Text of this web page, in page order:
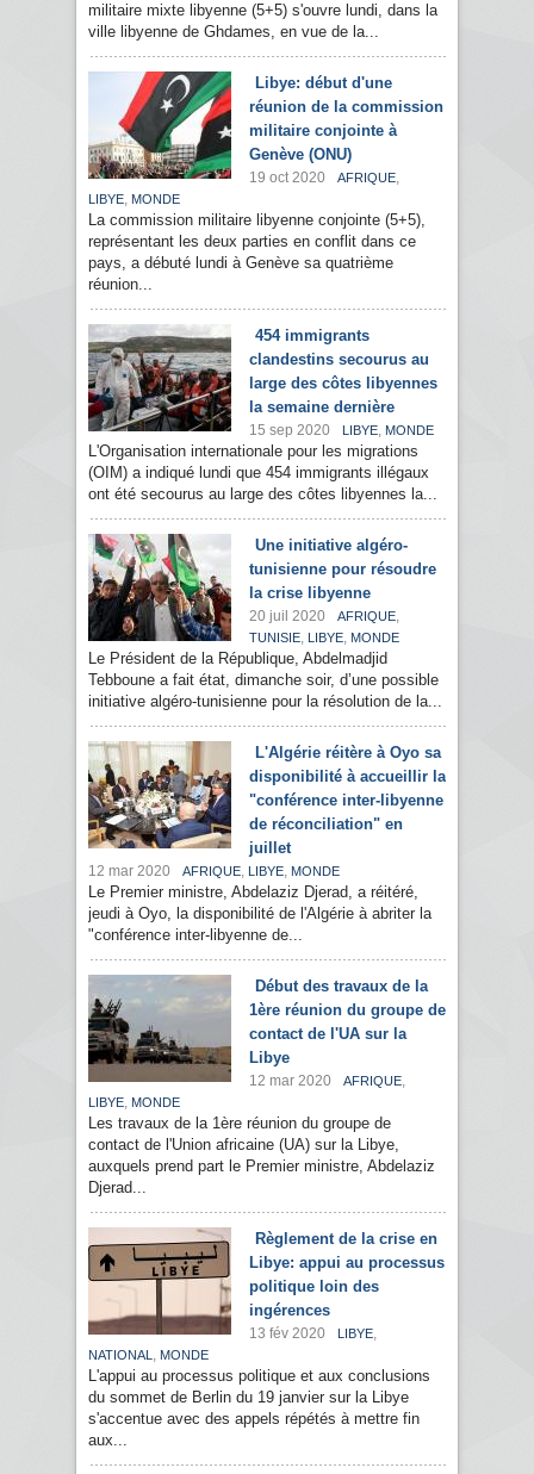
militaire mixte libyenne (5+5) s'ouvre lundi, dans la
ville libyenne de Ghdames, en vue de la...
Libye: début d'une
réunion de la commission
militaire conjointe à
Genève (ONU)
19 oct 2020 AFRIQUE,
LIBYE, MONDE
La commission militaire libyenne conjointe (5+5),
représentant les deux parties en conflit dans ce
pays, a débuté lundi à Genève sa quatrième
réunion...
454 immigrants
clandestins secourus au
large des côtes libyennes
la semaine dernière
15 sep 2020 LIBYE, MONDE
L'Organisation internationale pour les migrations
(OIM) a indiqué lundi que 454 immigrants illégaux
ont été secourus au large des côtes libyennes la...
Une initiative algéro-
tunisienne pour résoudre
la crise libyenne
20 juil 2020 AFRIQUE,
TUNISIE, LIBYE, MONDE
Le Président de la République, Abdelmadjid
Tebboune a fait état, dimanche soir, d’une possible
initiative algéro-tunisienne pour la résolution de la...
L'Algérie réitère à Oyo sa
disponibilité à accueillir la
"conférence inter-libyenne
de réconciliation" en
juillet
12 mar 2020 AFRIQUE, LIBYE, MONDE
Le Premier ministre, Abdelaziz Djerad, a réitéré,
jeudi à Oyo, la disponibilité de l'Algérie à abriter la
"conférence inter-libyenne de...
Début des travaux de la
1ère réunion du groupe de
contact de l'UA sur la
Libye
12 mar 2020 AFRIQUE,
LIBYE, MONDE
Les travaux de la 1ère réunion du groupe de
contact de l'Union africaine (UA) sur la Libye,
auxquels prend part le Premier ministre, Abdelaziz
Djerad...
Règlement de la crise en
Libye: appui au processus
politique loin des
ingérences
13 fév 2020 LIBYE,
NATIONAL , MONDE
L'appui au processus politique et aux conclusions
du sommet de Berlin du 19 janvier sur la Libye
s'accentue avec des appels répétés à mettre fin
aux...